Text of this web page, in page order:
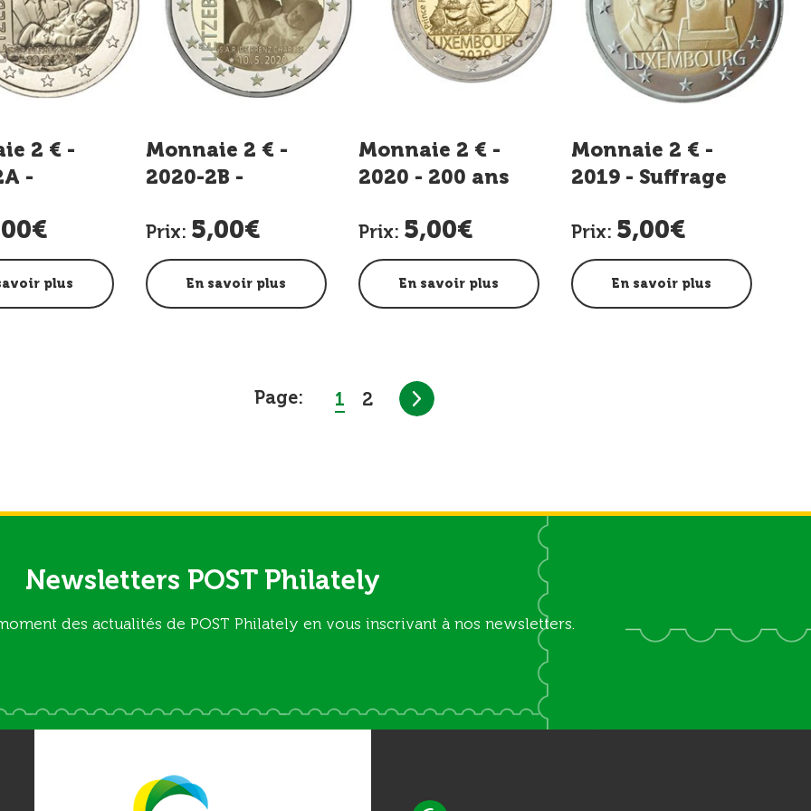
2 € -
-
- Relief
plus
Monnaie 2 € -
2020-2B -
Charles - Photo
Prix: 5,00€
En savoir plus
Monnaie 2 € -
2020 - 200 ans
N
Prix: 5,00€
En savoir plus
Monnaie 2 € -
2019 - Suffrage
Prix: 5,00€
En savoir plus
Page: 1 2
Newsletters POST Philately
des actualités de POST Philately en vous inscrivant à nos newsletters.